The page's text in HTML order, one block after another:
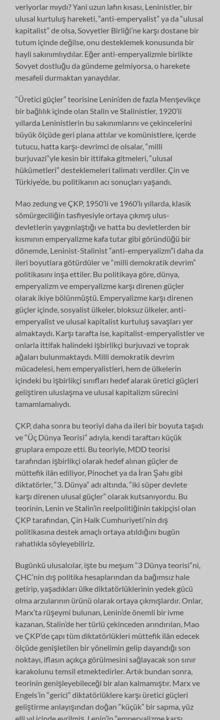
veriyorlar mıydı? Yani uzun lafın kısası, Leninistler, bir
ulusal kurtuluş hareketi, “anti-emperyalist” ya da “ulusal
kapitalist” de olsa, Sovyetler Birliği’ne karşı dostane bir
tutum içinde değilse, onu desteklemek konusunda bir
hayli sakınımlıydılar. Eğer anti-emperyalizmle birlikte
Sovyet dostluğu da gündeme gelmiyorsa, o harekete
mesafeli durmaktan yanaydılar.
“Üretici güçler” teorisine Lenin’den de fazla Menşevikçe
bir bağlılık içinde olan Stalin ve Stalinistler, 1920’li
yıllarda Leninistlerin bu sakınımlarını ve çekincelerini
büyük ölçüde geri plana attılar ve komünistlere, içerde
tutucu, hatta karşı-devrimci de olsalar, “milli
burjuvazi”yle kesin bir ittifaka gitmeleri, “ulusal
hükümetleri” desteklemeleri talimatı verdiler. Çin ve
Türkiye’de, bu politikanın acı sonuçları yaşandı.
Mao zedung ve ÇKP, 1950’li ve 1960’lı yıllarda, klasik
sömürgeciliğin tasfiyesiyle ortaya çıkmış ulus-
devletlerin yaygınlaştığı ve hatta bu devletlerden bir
kısmının emperyalizme kafa tutar gibi göründüğü bir
dönemde, Leninist-Stalinist “anti-emperyalizm”i daha da
ileri boyutlara götürdüler ve “milli demokratik devrim”
politikasını inşa ettiler. Bu politikaya göre, dünya,
emperyalizm ve emperyalizme karşı direnen güçler
olarak ikiye bölünmüştü. Emperyalizme karşı direnen
güçler içinde, sosyalist ülkeler, bloksuz ülkeler, anti-
emperyalist ve ulusal kapitalist kurtuluş savaşları yer
almaktaydı. Karşı tarafta ise, kapitalist-emperyalistler ve
onlarla ittifak halindeki işbirlikçi burjuvazi ve toprak
ağaları bulunmaktaydı. Milli demokratik devrim
mücadelesi, hem emperyalistleri, hem de ülkelerin
içindeki bu işbirlikçi sınıfları hedef alarak üretici güçleri
geliştiren uluslaşma ve ulusal kapitalizm sürecini
tamamlamalıydı.
ÇKP, daha sonra bu teoriyi daha da ileri bir boyuta taşıdı
ve “Üç Dünya Teorisi” adıyla, kendi taraftarı küçük
gruplara empoze etti. Bu teoriyle, MDD teorisi
tarafından işbirlikçi olarak hedef alınan güçler de
müttefik ilân ediliyor, Pinochet ya da İran Şahı gibi
diktatörler, “3. Dünya” adı altında, “iki süper devlete
karşı direnen ulusal güçler” olarak kutsanıyordu. Bu
teorinin, Lenin ve Stalin’in reelpolitiğinin takipçisi olan
ÇKP tarafından, Çin Halk Cumhuriyeti’nin dış
politikasına destek amaçlı ortaya atıldığını bugün
rahatlıkla söyleyebiliriz.
Bugünkü ulusalcılar, işte bu meşum “3 Dünya teorisi”ni,
ÇHC’nin dış politika hesaplarından da bağımsız hale
getirip, yaşadıkları ülke diktatörlüklerinin yedek gücü
olma arzularının ürünü olarak ortaya çıkmışlardır. Onlar,
Marx’ta rüşeymi bulunan, Lenin’de önemli bir ivme
kazanan, Stalin’de her türlü çekinceden arındırılan, Mao
ve ÇKP’de çapı tüm diktatörlükleri müttefik ilân edecek
ölçüde genişletilen bir yönelimin gelip dayandığı son
noktayı, iflasın açıkça görülmesini sağlayacak son sınır
karakolunu temsil etmektedirler. Artık bundan sonra,
teorinin genişleyebileceği bir alan kalmamıştır. Marx ve
Engels’in “gerici” diktatörlüklere karşı üretici güçleri
geliştirme anlayışından doğan “küçük” bir sapma, yüz
elli yıl içinde evrilmiş, Lenin’in “emperyalizme karşı